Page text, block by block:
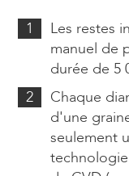
Les restes
manuel de
durée de 5
1
Chaque
d'une
seulement
2